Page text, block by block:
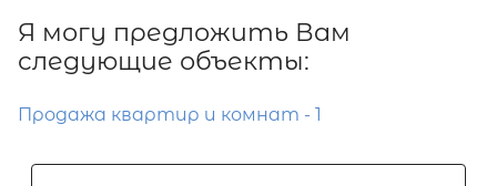
Я могу предложить Вам
следующие объекты:
Продажа квартир и комнат - 1